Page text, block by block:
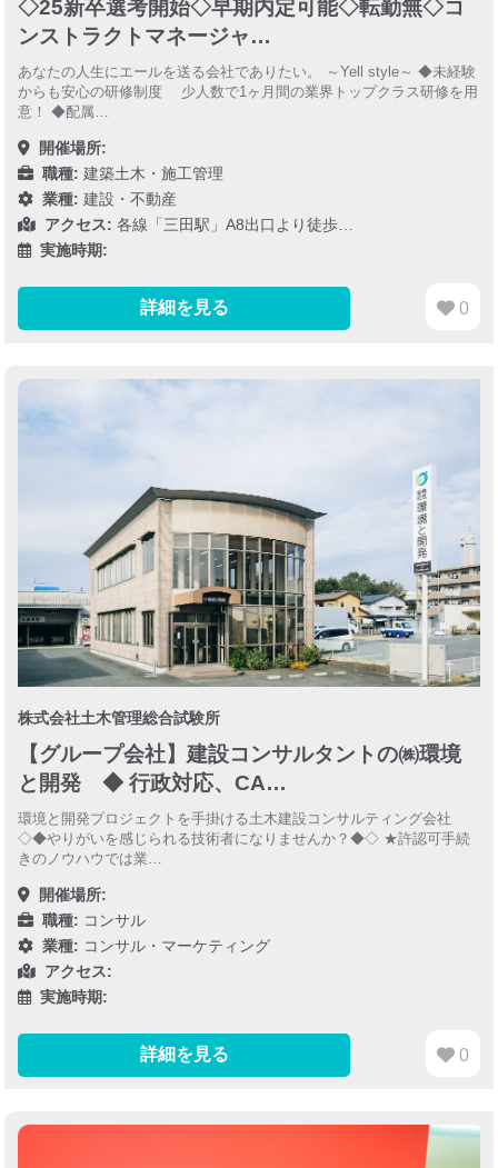
◇25新卒選考開始◇早期内定可能◇転勤無◇コ
ンストラクトマネージャ…
あなたの人生にエールを送る会社でありたい。 ～Yell style～ ◆未経験
からも安心の研修制度 少人数で1ヶ月間の業界トップクラス研修を用
意！ ◆配属…
開催場所:
職種: 建築土木・施工管理
業種: 建設・不動産
アクセス: 各線「三田駅」A8出口より徒歩…
実施時期:
詳細を見る 0
株式会社土木管理総合試験所
【グループ会社】建設コンサルタントの㈱環境
と開発 ◆ 行政対応、CA…
環境と開発プロジェクトを手掛ける土木建設コンサルティング会社
◇◆やりがいを感じられる技術者になりませんか？◆◇ ★許認可手続
きのノウハウでは業…
開催場所:
職種: コンサル
業種: コンサル・マーケティング
アクセス:
実施時期:
詳細を見る 0